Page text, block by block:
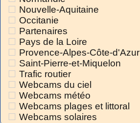
Nouvelle-Aquitaine
Occitanie
Partenaires
Pays de la Loire
Provence-Alpes-Côte-d'Azur
Saint-Pierre-et-Miquelon
Trafic routier
Webcams du ciel
Webcams météo
Webcams plages et littoral
Webcams solaires